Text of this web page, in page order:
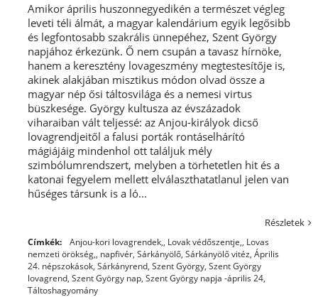
Amikor április huszonnegyedikén a természet végleg
leveti téli álmát, a magyar kalendárium egyik legősibb
és legfontosabb szakrális ünnepéhez, Szent György
napjához érkezünk. Ő nem csupán a tavasz hírnöke,
hanem a keresztény lovageszmény megtestesítője is,
akinek alakjában misztikus módon olvad össze a
magyar nép ősi táltosvilága és a nemesi virtus
büszkesége. György kultusza az évszázadok
viharaiban vált teljessé: az Anjou-királyok dicső
lovagrendjeitől a falusi porták rontáselhárító
mágiájáig mindenhol ott találjuk mély
szimbólumrendszert, melyben a törhetetlen hit és a
katonai fegyelem mellett elválaszthatatlanul jelen van
hűséges társunk is a ló...
Részletek
Címkék: Anjou-kori lovagrendek,, Lovak védőszentje,, Lovas
nemzeti örökség,, napfivér, Sárkányölő, Sárkányölő vitéz, Április
24. népszokások, Sárkányrend, Szent György, Szent György
lovagrend, Szent György nap, Szent György napja -április 24,
Táltoshagyomány